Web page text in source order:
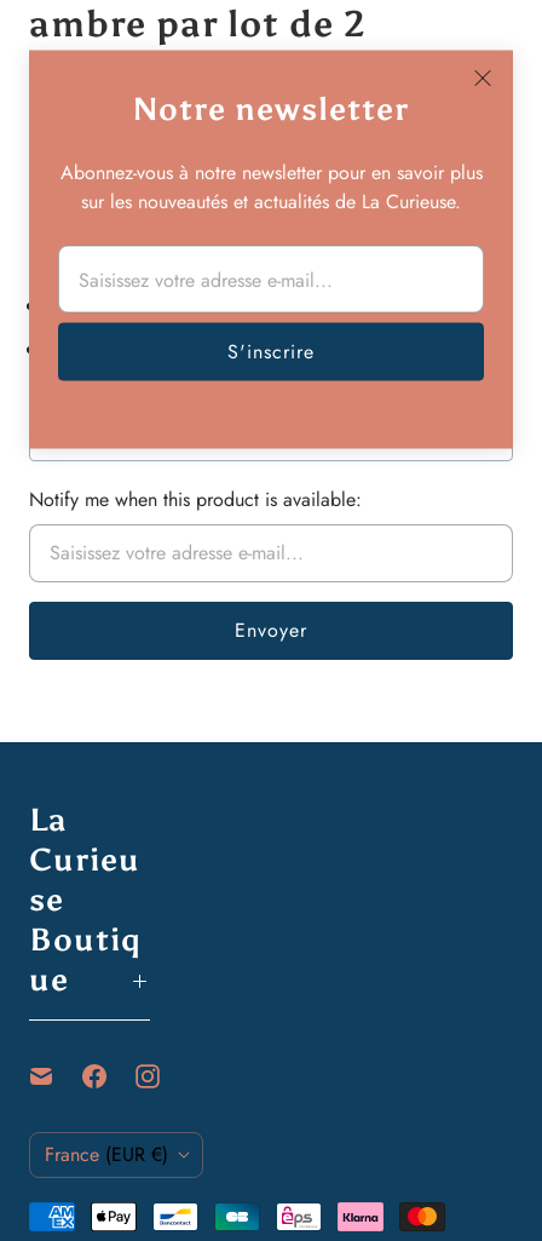
ambre par lot de 2
ambrée seront les star de vos tables en accompagnement
de toutes vos décorations.
Ils se marient très bien avec nos nappes indiennes.
Vendus par lots de 2.
Verre torsadé transparent ambré
Notify me when this product is available:
La
Curieu
se
Boutiq
ue
P
a
y
France (EUR €)
Notre newsletter
Abonnez-vous à notre newsletter pour en savoir plus
sur les nouveautés et actualités de La Curieuse.